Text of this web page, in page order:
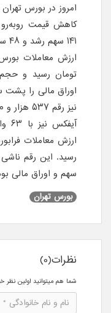
کاهش قیمت
۱۴۱ سهم رشد و ۴۸ سهم افت کردند.
اوراق مالی را پشت
نیز رقم ۵۳۷ هزار و ۴۹۰ را پشت سر گذاشت.
سهم و اوراق مالی
بورس تهران
نظرات(0)
شما هم میتوانید اولین نظر